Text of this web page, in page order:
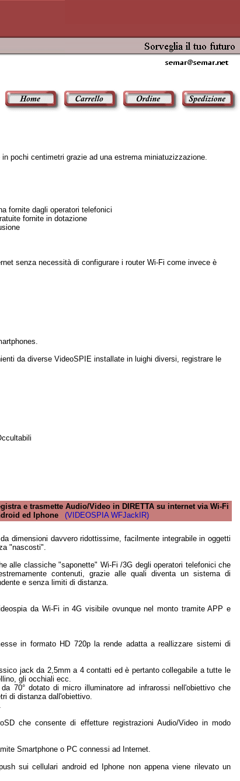
pochi centimetri grazie ad una estrema miniatuzizzazione.
fornite dagli operatori telefonici
fornite in dotazione
senza necessità di configurare i router Wi-Fi come invece è
da diverse VideoSPIE installate in luighi diversi, registrare le
e trasmette Audio/Video in DIRETTA su internet via Wi-Fi
ed Iphone
(VIDEOSPIA WFJackIR)
dimensioni davvero ridottissime, facilmente integrabile in oggetti
"nascosti".
alle classiche "saponette" Wi-Fi /3G degli operatori telefonici che
contenuti, grazie alle quali diventa un sistema di
e senza limiti di distanza.
da Wi-Fi in 4G visibile ovunque nel monto tramite APP e
in formato HD 720p la rende adatta a reallizzare sistemi di
jack da 2,5mm a 4 contatti ed è pertanto collegabile a tutte le
gli occhiali ecc.
70° dotato di micro illuminatore ad infrarossi nell'obiettivo che
di distanza dall'obiettivo.
che consente di effetture registrazioni Audio/Video in modo
Smartphone o PC connessi ad Internet.
sui cellulari android ed Iphone non appena viene rilevato un